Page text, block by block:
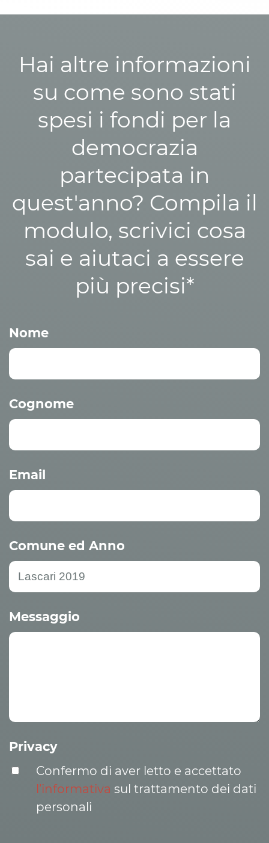
Hai altre informazioni
su come sono stati
spesi i fondi per la
democrazia
partecipata in
quest'anno? Compila il
modulo, scrivici cosa
sai e aiutaci a essere
più precisi*
Nome
Cognome
Email
Comune ed Anno
Messaggio
Privacy
Confermo di aver letto e accettato
l’informativa sul trattamento dei dati
personali